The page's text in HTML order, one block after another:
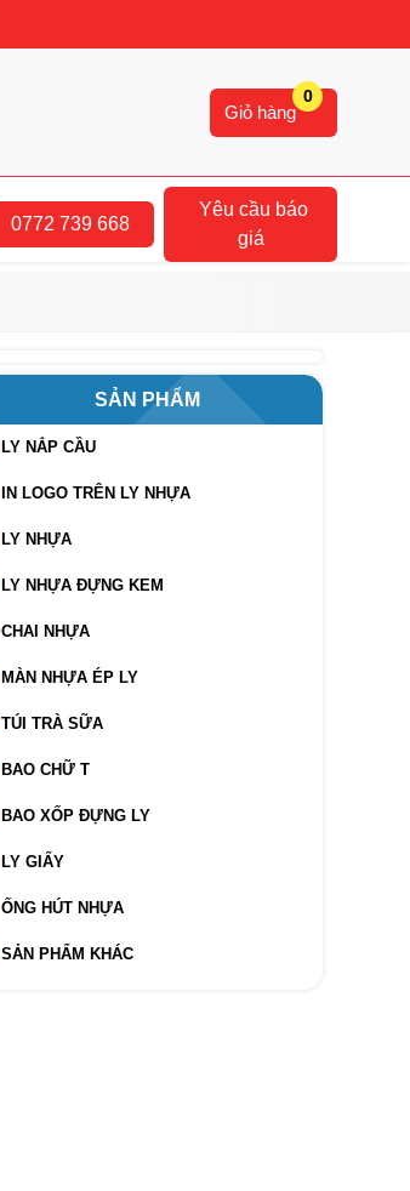
Giỏ hàng
0
0772 739 668
Yêu cầu báo
giá
SẢN PHẨM
LY NẮP CẦU
IN LOGO TRÊN LY NHỰA
LY NHỰA
LY NHỰA ĐỰNG KEM
CHAI NHỰA
MÀN NHỰA ÉP LY
TÚI TRÀ SỮA
BAO CHỮ T
BAO XỐP ĐỰNG LY
LY GIẤY
ỐNG HÚT NHỰA
SẢN PHẨM KHÁC